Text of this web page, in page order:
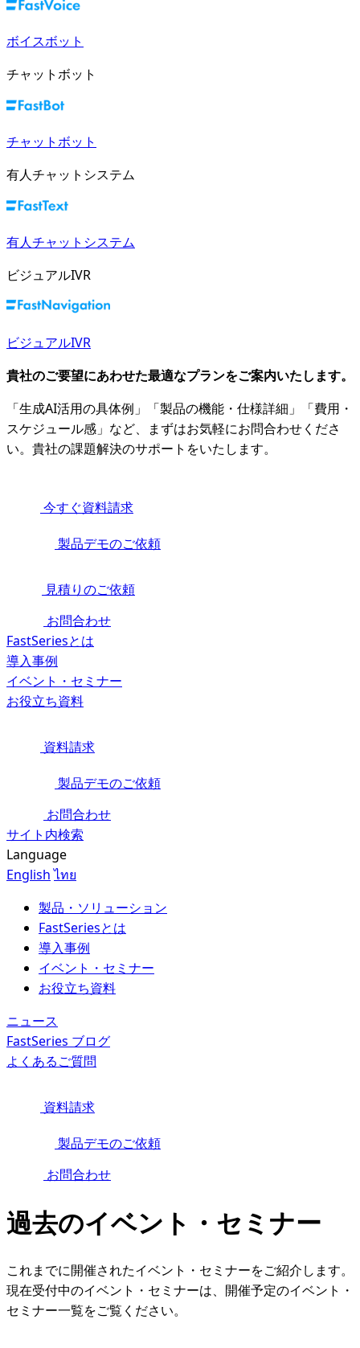
ボイスボット
チャットボット
チャットボット
有人チャットシステム
有人チャットシステム
ビジュアルIVR
ビジュアルIVR
貴社のご要望にあわせた最適なプランをご案内いたします。
「生成AI活用の具体例」「製品の機能・仕様詳細」「費用・
スケジュール感」など、まずはお気軽にお問合わせくださ
い。貴社の課題解決のサポートをいたします。
今すぐ資料請求
製品デモのご依頼
見積りのご依頼
お問合わせ
FastSeriesとは
導入事例
イベント・セミナー
お役立ち資料
資料請求
製品デモのご依頼
お問合わせ
サイト内検索
Language
English ไทย
製品・ソリューション
FastSeriesとは
導入事例
イベント・セミナー
お役立ち資料
ニュース
FastSeries ブログ
よくあるご質問
資料請求
製品デモのご依頼
お問合わせ
過去のイベント・セミナー
これまでに開催されたイベント・セミナーをご紹介します。
現在受付中のイベント・セミナーは、開催予定のイベント・
セミナー一覧をご覧ください。